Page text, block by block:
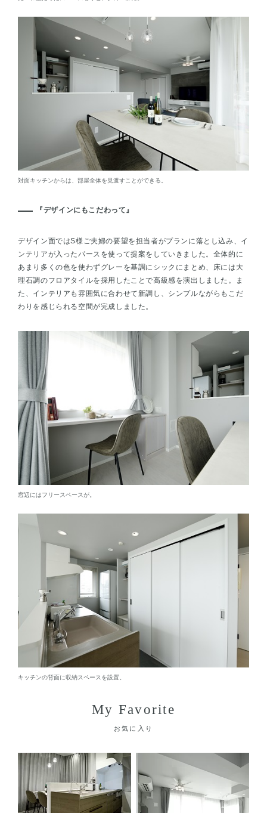
対面キッチンからは、部屋全体を見渡すことができる。
『デザインにもこだわって』
デザイン面ではS様ご夫婦の要望を担当者がプランに落とし込み、イ
ンテリアが入ったパースを使って提案をしていきました。全体的に
あまり多くの色を使わずグレーを基調にシックにまとめ、床には大
理石調のフロアタイルを採用したことで高級感を演出しました。ま
た、インテリアも雰囲気に合わせて新調し、シンプルながらもこだ
わりを感じられる空間が完成しました。
窓辺にはフリースペースが。
キッチンの背面に収納スペースを設置。
My Favorite
お気に入り